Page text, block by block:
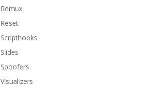
Remux
Reset
Scripthooks
Slides
Spoofers
Visualizers